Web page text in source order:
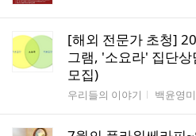
[해외 전문가 초청]
그램, '소요라' 집단
모집)
게시판명
우리들의 이야기 작성자
백윤영미